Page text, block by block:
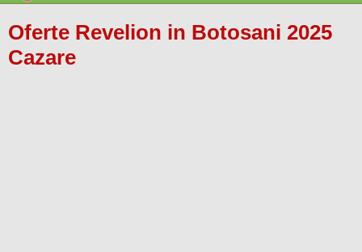
Oferte Revelion in Botosani 2025
Cazare